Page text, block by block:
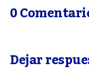
0
Dejar